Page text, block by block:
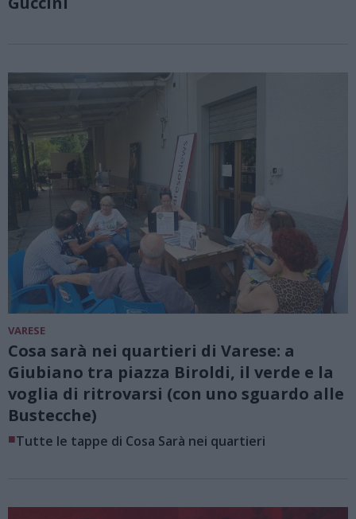
VARESE
Cosa sarà nei quartieri di Varese: a
Giubiano tra piazza Biroldi, il verde e la
voglia di ritrovarsi (con uno sguardo alle
Bustecche)
■Tutte le tappe di Cosa Sarà nei quartieri